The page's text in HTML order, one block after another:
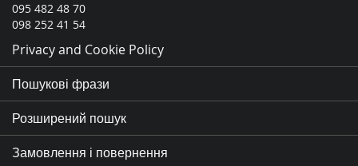
095 482 48 70
098 252 41 54
Privacy and Cookie Policy
Пошукові фрази
Розширений пошук
Замовлення і повернення